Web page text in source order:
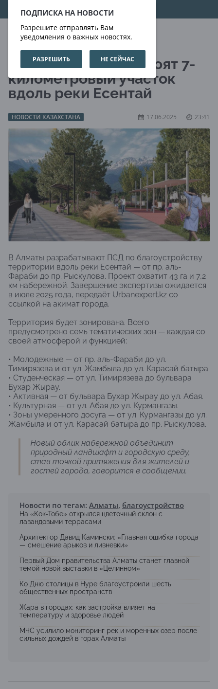
ПОДПИСКА НА НОВОСТИ
Разрешите отправлять Вам
уведомления о важных новостях.
РАЗРЕШИТЬ НЕ СЕЙЧАС
07.08.2026 01:32:46
В Алматы благоустроят 7-
километровый участок
вдоль реки Есентай
НОВОСТИ КАЗАХСТАНА 17.06.2025 23:41
В Алматы разрабатывают ПСД по благоустройству
территории вдоль реки Есентай — от пр. аль-
Фараби до пр. Рыскулова. Проект охватит 43 га и 7,2
км набережной. Завершение экспертизы ожидается
в июле 2025 года, передаёт Urbanexpert.kz со
ссылкой на акимат города.
Территория будет зонирована. Всего
предусмотрено семь тематических зон — каждая со
своей атмосферой и функцией:
• Молодежные — от пр. аль-Фараби до ул.
Тимирязева и от ул. Жамбыла до ул. Карасай батыра.
• Студенческая — от ул. Тимирязева до бульвара
Бухар Жырау.
• Активная — от бульвара Бухар Жырау до ул. Абая.
• Культурная — от ул. Абая до ул. Курмангазы.
• Зоны умеренного досуга — от ул. Курмангазы до ул.
Жамбыла и от ул. Карасай батыра до пр. Рыскулова.
Новый облик набережной объединит
природный ландшафт и городскую среду,
став точкой притяжения для жителей и
гостей города, говорится в сообщении.
Новости по тегам: Алматы, благоустройство
На «Кок-Тобе» открылся цветочный склон с
лавандовыми террасами
Архитектор Давид Камински: «Главная ошибка города
— смешение арыков и ливневки»
Первый Дом правительства Алматы станет главной
темой новой выставки в «Целинном»
Ко Дню столицы в Нуре благоустроили шесть
общественных пространств
Жара в городах: как застройка влияет на
температуру и здоровье людей
МЧС усилило мониторинг рек и моренных озер после
сильных дождей в горах Алматы